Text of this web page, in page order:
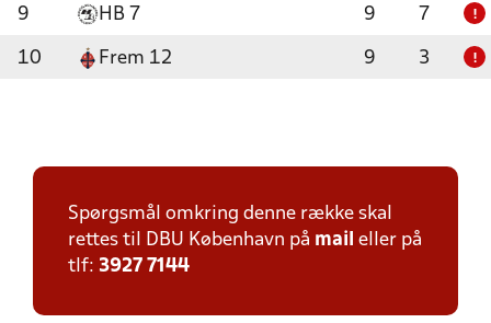
9 HB 7 9 7 !
10 Frem 12 9 3 !
Spørgsmål omkring denne række skal
rettes til DBU København på mail eller på
tlf: 3927 7144